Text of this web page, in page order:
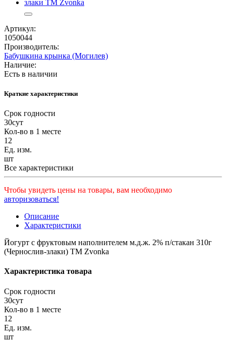
Артикул:
1050044
Производитель:
Бабушкина крынка (Могилев)
Наличие:
Есть в наличии
Краткие характеристики
Срок годности
30сут
Кол-во в 1 месте
12
Ед. изм.
шт
Все характеристики
Чтобы увидеть цены на товары, вам необходимо
авторизоваться!
Описание
Характеристики
Йогурт с фруктовым наполнителем м.д.ж. 2% п/стакан 310г
(Чернослив-злаки) ТМ Zvonka
Характеристика товара
Срок годности
30сут
Кол-во в 1 месте
12
Ед. изм.
шт